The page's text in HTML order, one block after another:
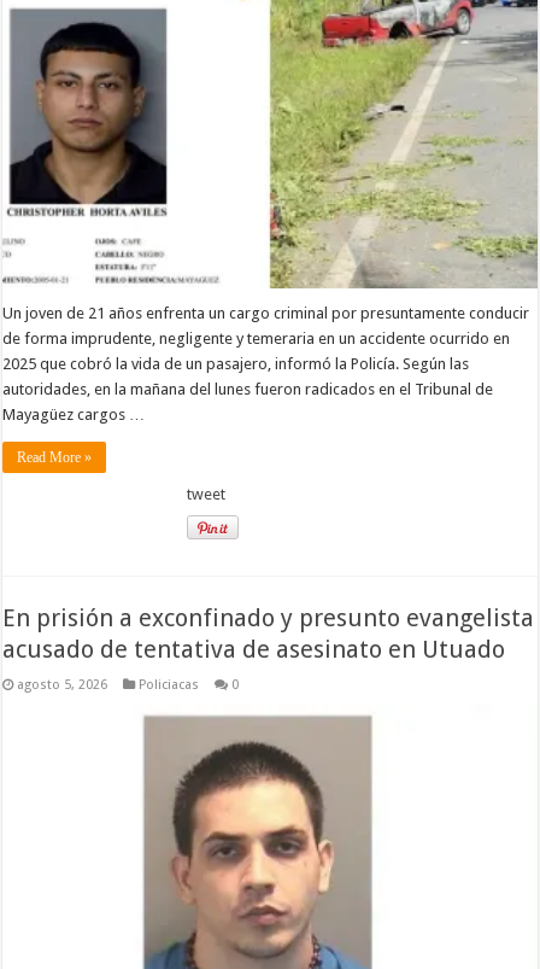
Un joven de 21 años enfrenta un cargo criminal por presuntamente conducir
de forma imprudente, negligente y temeraria en un accidente ocurrido en
2025 que cobró la vida de un pasajero, informó la Policía. Según las
autoridades, en la mañana del lunes fueron radicados en el Tribunal de
Mayagüez cargos …
Read More »
tweet
En prisión a exconfinado y presunto evangelista
acusado de tentativa de asesinato en Utuado
agosto 5, 2026 Policiacas 0